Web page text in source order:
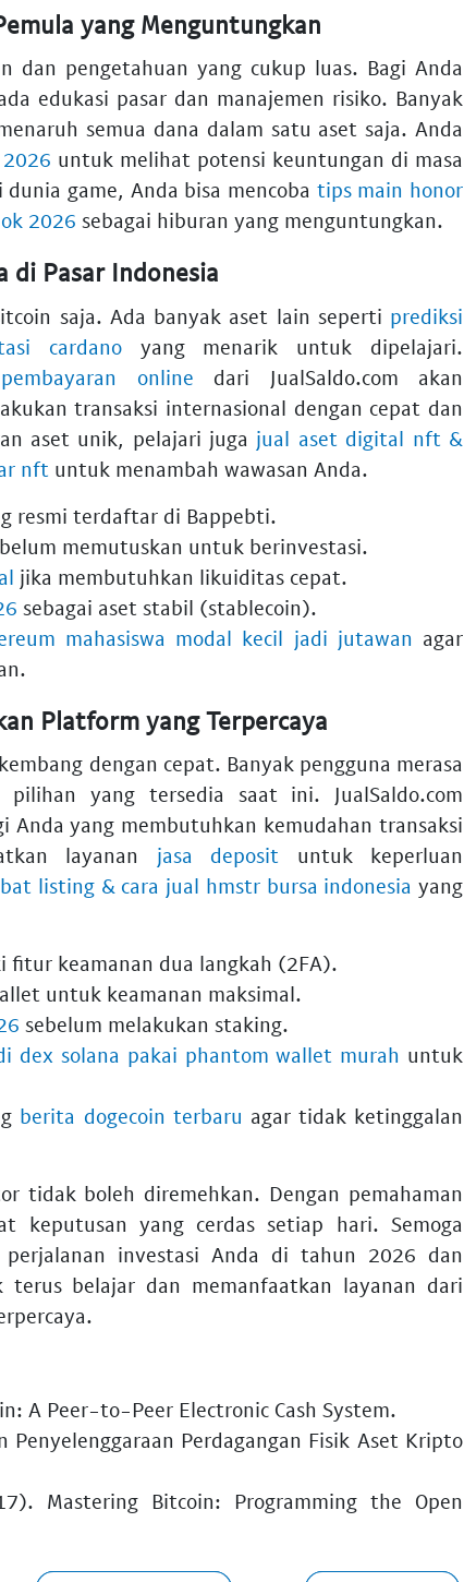
yang Menguntungkan
dan pengetahuan yang cukup luas. Bagi Anda
edukasi pasar dan manajemen risiko. Banyak
semua dana dalam satu aset saja. Anda
untuk melihat potensi keuntungan di masa
game, Anda bisa mencoba tips main honor
2026 sebagai hiburan yang menguntungkan.
di Pasar Indonesia
saja. Ada banyak aset lain seperti prediksi
cardanoyang menarik untuk dipelajari.
online dari JualSaldo.com akan
transaksi internasional dengan cepat dan
aset unik, pelajari juga jual aset digital nft &
nft untuk menambah wawasan Anda.
resmi terdaftar di Bappebti.
memutuskan untuk berinvestasi.
jika membutuhkan likuiditas cepat.
sebagai aset stabil (stablecoin).
mahasiswa modal kecil jadi jutawan agar
Platform yang Terpercaya
dengan cepat. Banyak pengguna merasa
pilihan yang tersedia saat ini. JualSaldo.com
Anda yang membutuhkan kemudahan transaksi
layanan jasa deposit untuk keperluan
listing & cara jual hmstr bursa indonesia yang
fitur keamanan dua langkah (2FA).
untuk keamanan maksimal.
sebelum melakukan staking.
dex solana pakai phantom wallet murah untuk
berita dogecoin terbaru agar tidak ketinggalan
tidak boleh diremehkan. Dengan pemahaman
keputusan yang cerdas setiap hari. Semoga
investasi Anda di tahun 2026 dan
terus belajar dan memanfaatkan layanan dari
A Peer-to-Peer Electronic Cash System.
Perdagangan Fisik Aset Kripto
Mastering Bitcoin: Programming the Open